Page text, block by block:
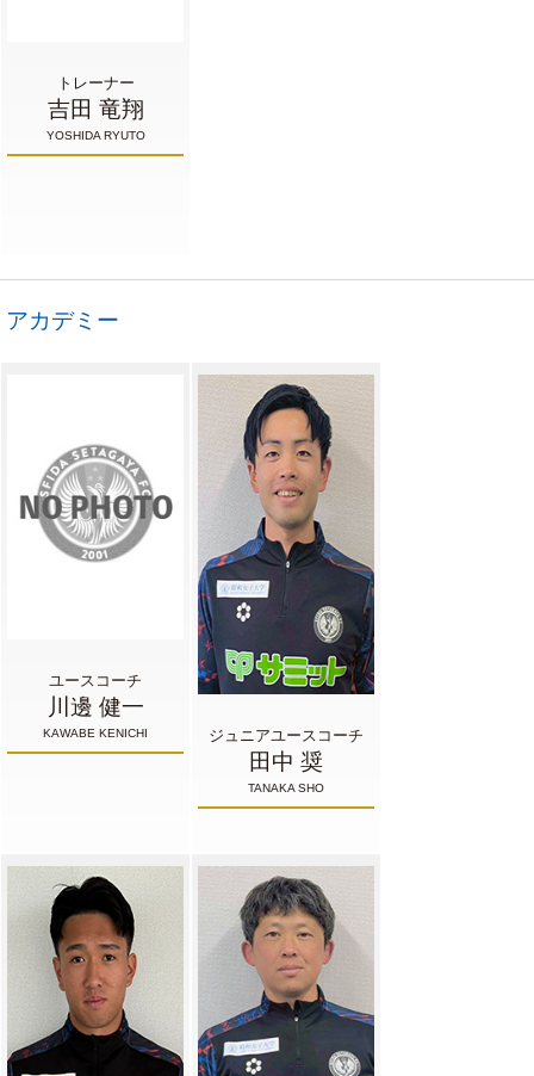
トレーナー
吉田 竜翔
YOSHIDA RYUTO
アカデミー
ユースコーチ
川邊 健一
KAWABE KENICHI ジュニアユースコーチ
田中 奨
TANAKA SHO